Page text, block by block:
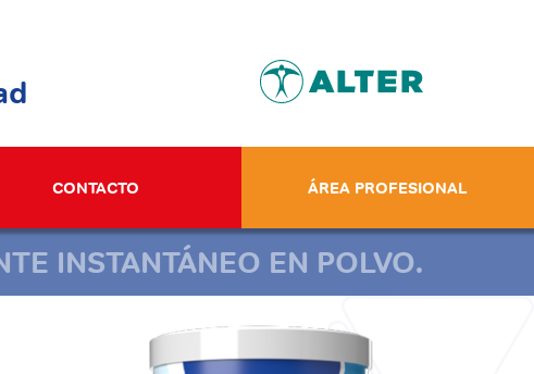
CONTACTO ÁREA PROFESIONAL
INSTANTÁNEO EN POLVO.